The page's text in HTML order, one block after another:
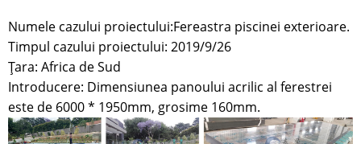
Numele cazului proiectului:Fereastra piscinei exterioare.
Timpul cazului proiectului: 2019/9/26
Țara: Africa de Sud
Introducere: Dimensiunea panoului acrilic al ferestrei
este de 6000 * 1950mm, grosime 160mm.